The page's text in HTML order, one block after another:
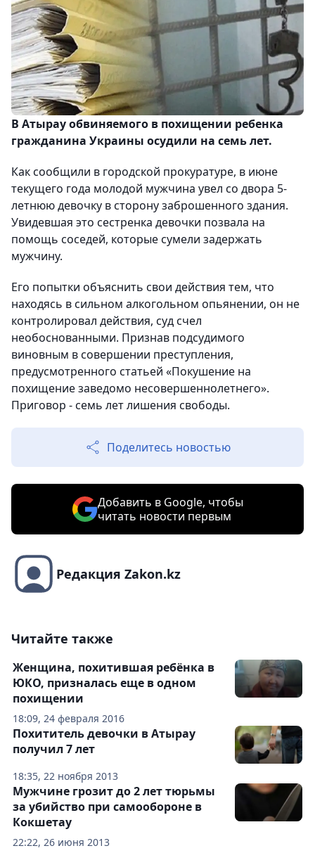
В Атырау обвиняемого в похищении ребенка
гражданина Украины осудили на семь лет.
Как сообщили в городской прокуратуре, в июне
текущего года молодой мужчина увел со двора 5-
летнюю девочку в сторону заброшенного здания.
Увидевшая это сестренка девочки позвала на
помощь соседей, которые сумели задержать
мужчину.
Его попытки объяснить свои действия тем, что
находясь в сильном алкогольном опьянении, он не
контролировал действия, суд счел
необоснованными. Признав подсудимого
виновным в совершении преступления,
предусмотренного статьей «Покушение на
похищение заведомо несовершеннолетнего».
Приговор - семь лет лишения свободы.
Поделитесь новостью
Добавить в Google, чтобы
читать новости первым
Редакция Zakon.kz
Читайте также
18:09, 24 февраля 2016
Женщина, похитившая ребёнка в
ЮКО, призналась еще в одном
похищении
18:35, 22 ноября 2013
Похититель девочки в Атырау
получил 7 лет
22:22, 26 июня 2013
Мужчине грозит до 2 лет тюрьмы
за убийство при самообороне в
Кокшетау